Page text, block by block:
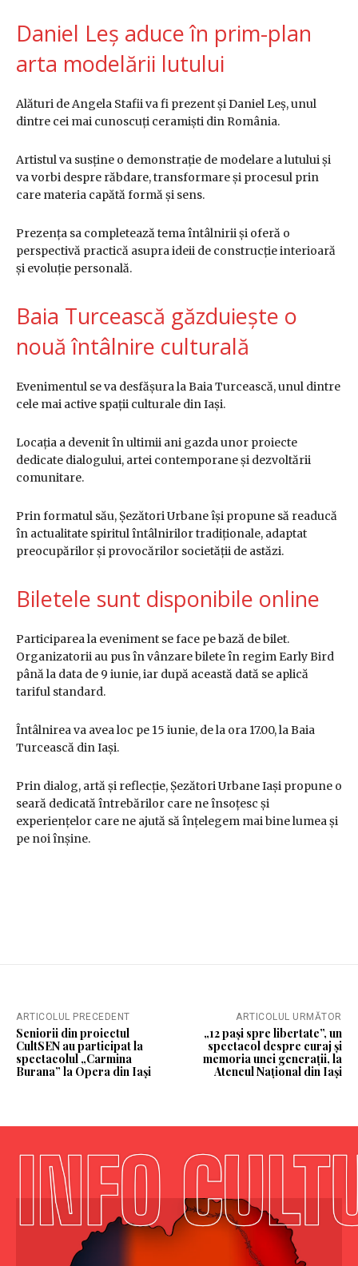
Daniel Leș aduce în prim-plan
arta modelării lutului
Alături de Angela Stafii va fi prezent și Daniel Leș, unul
dintre cei mai cunoscuți ceramiști din România.
Artistul va susține o demonstrație de modelare a lutului și
va vorbi despre răbdare, transformare și procesul prin
care materia capătă formă și sens.
Prezența sa completează tema întâlnirii și oferă o
perspectivă practică asupra ideii de construcție interioară
și evoluție personală.
Baia Turcească găzduiește o
nouă întâlnire culturală
Evenimentul se va desfășura la Baia Turcească, unul dintre
cele mai active spații culturale din Iași.
Locația a devenit în ultimii ani gazda unor proiecte
dedicate dialogului, artei contemporane și dezvoltării
comunitare.
Prin formatul său, Șezători Urbane își propune să readucă
în actualitate spiritul întâlnirilor tradiționale, adaptat
preocupărilor și provocărilor societății de astăzi.
Biletele sunt disponibile online
Participarea la eveniment se face pe bază de bilet.
Organizatorii au pus în vânzare bilete în regim Early Bird
până la data de 9 iunie, iar după această dată se aplică
tariful standard.
Întâlnirea va avea loc pe 15 iunie, de la ora 17.00, la Baia
Turcească din Iași.
Prin dialog, artă și reflecție, Șezători Urbane Iași propune o
seară dedicată întrebărilor care ne însoțesc și
experiențelor care ne ajută să înțelegem mai bine lumea și
pe noi înșine.
ARTICOLUL PRECEDENT
Seniorii din proiectul
CultSEN au participat la
spectacolul „Carmina
Burana” la Opera din Iași
ARTICOLUL URMĂTOR
„12 pași spre libertate”, un
spectacol despre curaj și
memoria unei generații, la
Ateneul Național din Iași